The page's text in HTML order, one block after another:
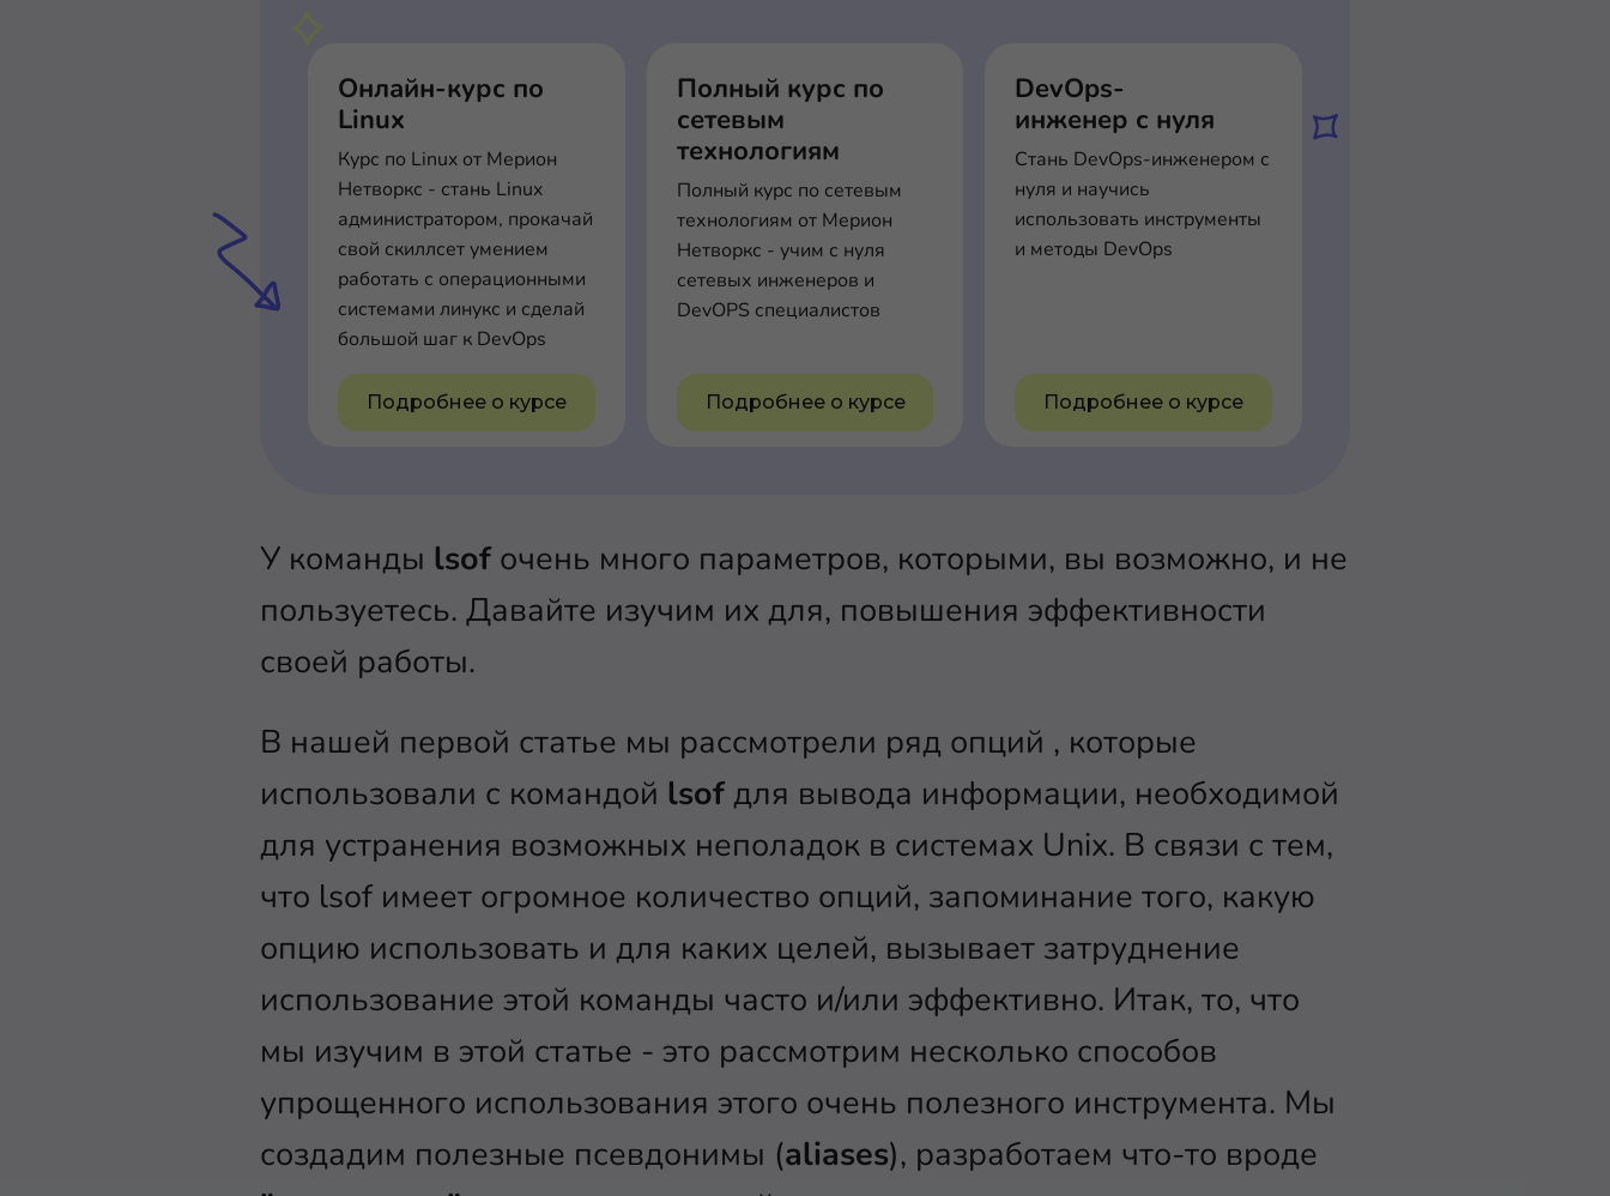
Онлайн-курс по
Linux
Курс по Linux от Мерион
Нетворкс - стань Linux
администратором, прокачай
свой скиллсет умением
работать с операционными
системами линукс и сделай
большой шаг к DevOps
Подробнее о курсе
Полный курс по
сетевым
технологиям
Полный курс по сетевым
технологиям от Мерион
Нетворкс - учим с нуля
сетевых инженеров и
DevOPS специалистов
Подробнее о курсе
DevOps-
инженер с нуля
Стань DevOps-инженером с
нуля и научись
использовать инструменты
и методы DevOps
Подробнее о курсе
У команды lsof очень много параметров, которыми, вы возможно, и не
пользуетесь. Давайте изучим их для, повышения эффективности
своей работы.
В нашей первой статье мы рассмотрели ряд опций , которые
использовали с командой lsof для вывода информации, необходимой
для устранения возможных неполадок в системах Unix. В связи с тем,
что lsof имеет огромное количество опций, запоминание того, какую
опцию использовать и для каких целей, вызывает затруднение
использование этой команды часто и/или эффективно. Итак, то, что
мы изучим в этой статье - это рассмотрим несколько способов
упрощенного использования этого очень полезного инструмента. Мы
создадим полезные псевдонимы (aliases), разработаем что-то вроде